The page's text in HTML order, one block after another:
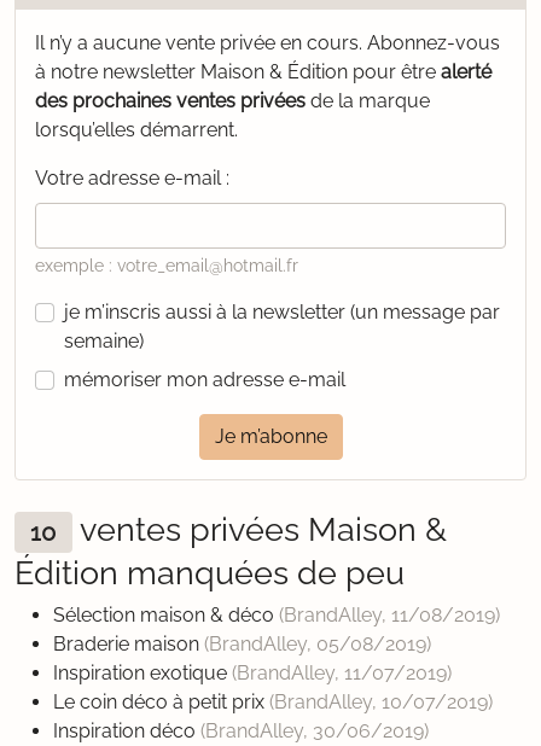
Il n’y a aucune vente privée en cours. Abonnez-vous
à notre newsletter Maison & Édition pour être alerté
des prochaines ventes privées de la marque
lorsqu’elles démarrent.
Votre adresse e-mail :
exemple : votre_email@hotmail.fr
je m’inscris aussi à la newsletter (un message par
semaine)
mémoriser mon adresse e-mail
Je m’abonne
10
ventes privées Maison &
Édition manquées de peu
Sélection maison & déco (BrandAlley, 11/08/2019)
Braderie maison (BrandAlley, 05/08/2019)
Inspiration exotique (BrandAlley, 11/07/2019)
Le coin déco à petit prix (BrandAlley, 10/07/2019)
Inspiration déco (BrandAlley, 30/06/2019)